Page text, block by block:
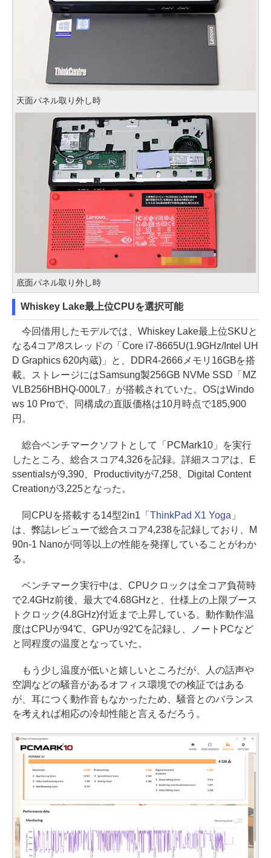
天面パネル取り外し時
底面パネル取り外し時
Whiskey Lake最上位CPUを選択可能
今回借用したモデルでは、Whiskey Lake最上位SKUと
なる4コア/8スレッドの「Core i7-8665U(1.9GHz/Intel UH
D Graphics 620内蔵)」と、DDR4-2666メモリ16GBを搭
載。ストレージにはSamsung製256GB NVMe SSD「MZ
VLB256HBHQ-000L7」が搭載されていた。OSはWindo
ws 10 Proで、同構成の直販価格は10月時点で185,900
円。
総合ベンチマークソフトとして「PCMark10」を実行
したところ、総合スコア4,326を記録。詳細スコアは、E
ssentialsが9,390、Productivityが7,258、Digital Content
Creationが3,225となった。
同CPUを搭載する14型2in1「 ThinkPad X1 Yoga 」
は、弊誌レビューで総合スコア4,238を記録しており、M
90n-1 Nanoが同等以上の性能を発揮していることがわか
る。
ベンチマーク実行中は、CPUクロックは全コア負荷時
で2.4GHz前後、最大で4.68GHzと、仕様上の上限ブース
トクロック(4.8GHz)付近まで上昇している。動作動作温
度はCPUが94℃、GPUが92℃を記録し、ノートPCなど
と同程度の温度となっていた。
もう少し温度が低いと嬉しいところだが、人の話声や
空調などの騒音があるオフィス環境での検証ではある
が、耳につく動作音もなかったため、騒音とのバランス
を考えれば相応の冷却性能と言えるだろう。